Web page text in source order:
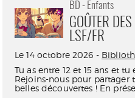
BD - Enfants
GOÛTER
LSF/FR
Le 14 octobre 2026 -
Tu as entre 12 et 15 ans et
Rejoins-nous pour
belles découvertes ! En